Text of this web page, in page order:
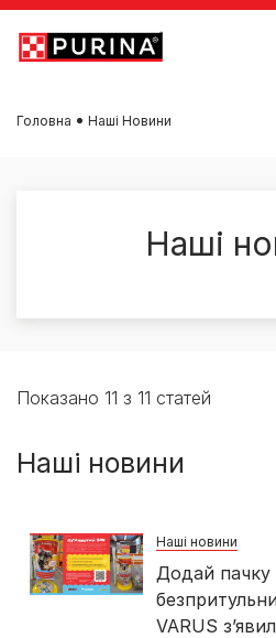
Skip to main content
Головна Наші Новини
Наші
Показано 11 з 11 статей
Наші новини
Наші новини
Додай пачку
VARUS